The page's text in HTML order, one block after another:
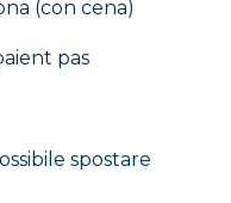
(con cena)
pas
spostare